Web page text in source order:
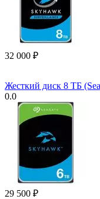
32 000 ₽
Жесткий диск 8 ТБ
0.0
29 500 ₽